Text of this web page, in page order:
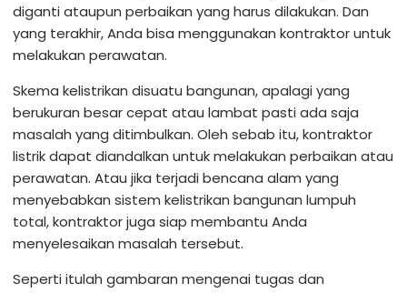
diganti ataupun perbaikan yang harus dilakukan. Dan
yang terakhir, Anda bisa menggunakan kontraktor untuk
melakukan perawatan.
Skema kelistrikan disuatu bangunan, apalagi yang
berukuran besar cepat atau lambat pasti ada saja
masalah yang ditimbulkan. Oleh sebab itu, kontraktor
listrik dapat diandalkan untuk melakukan perbaikan atau
perawatan. Atau jika terjadi bencana alam yang
menyebabkan sistem kelistrikan bangunan lumpuh
total, kontraktor juga siap membantu Anda
menyelesaikan masalah tersebut.
Seperti itulah gambaran mengenai tugas dan